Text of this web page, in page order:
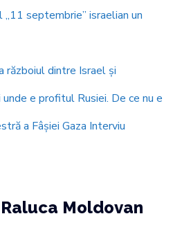
„11 septembrie” israelian un
războiul dintre Israel și
e profitul Rusiei. De ce nu e
a Fâșiei Gaza Interviu
Moldovan